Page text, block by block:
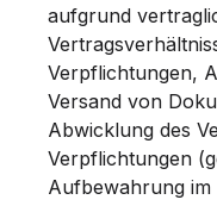
aufgrund
Verpflichtungen,
Versand von
Abwicklung des
Verpflichtungen
Aufbewahrung im